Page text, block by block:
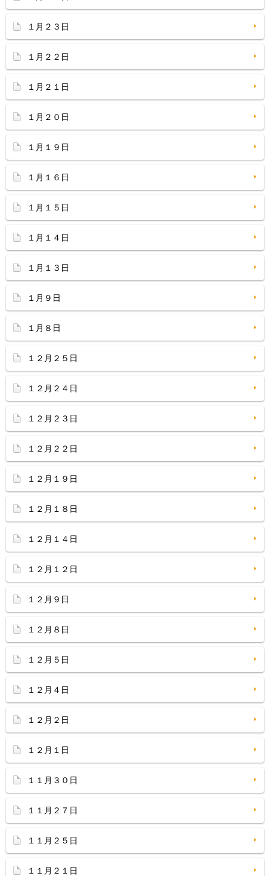
１月２３日
１月２２日
１月２１日
１月２０日
１月１９日
１月１６日
１月１５日
１月１４日
１月１３日
１月９日
１月８日
１２月２５日
１２月２４日
１２月２３日
１２月２２日
１２月１９日
１２月１８日
１２月１４日
１２月１２日
１２月９日
１２月８日
１２月５日
１２月４日
１２月２日
１２月１日
１１月３０日
１１月２７日
１１月２５日
１１月２１日